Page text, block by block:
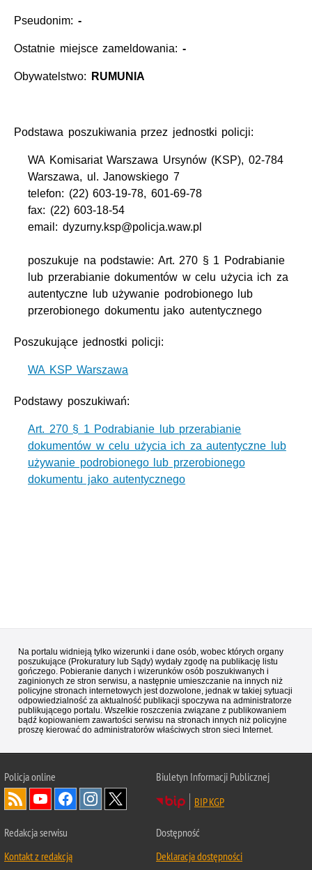
Pseudonim: -
Ostatnie miejsce zameldowania: -
Obywatelstwo: RUMUNIA
Podstawa poszukiwania przez jednostki policji:
WA Komisariat Warszawa Ursynów (KSP), 02-784
Warszawa, ul. Janowskiego 7
telefon: (22) 603-19-78, 601-69-78
fax: (22) 603-18-54
email: dyzurny.ksp@policja.waw.pl
poszukuje na podstawie: Art. 270 § 1 Podrabianie
lub przerabianie dokumentów w celu użycia ich za
autentyczne lub używanie podrobionego lub
przerobionego dokumentu jako autentycznego
Poszukujące jednostki policji:
WA KSP Warszawa
Podstawy poszukiwań:
Art. 270 § 1 Podrabianie lub przerabianie
dokumentów w celu użycia ich za autentyczne lub
używanie podrobionego lub przerobionego
dokumentu jako autentycznego
Na portalu widnieją tylko wizerunki i dane osób, wobec których organy
poszukujące (Prokuratury lub Sądy) wydały zgodę na publikację listu
gończego. Pobieranie danych i wizerunków osób poszukiwanych i
zaginionych ze stron serwisu, a następnie umieszczanie na innych niż
policyjne stronach internetowych jest dozwolone, jednak w takiej sytuacji
odpowiedzialność za aktualność publikacji spoczywa na administratorze
publikującego portalu. Wszelkie roszczenia związane z publikowaniem
bądź kopiowaniem zawartości serwisu na stronach innych niż policyjne
proszę kierować do administratorów właściwych stron sieci Internet.
Policjaonline
Biuletyn Informacji Publicznej
BIP KGP
Redakcja serwisu
Kontakt z redakcją
Dostępność
Deklaracja dostępności